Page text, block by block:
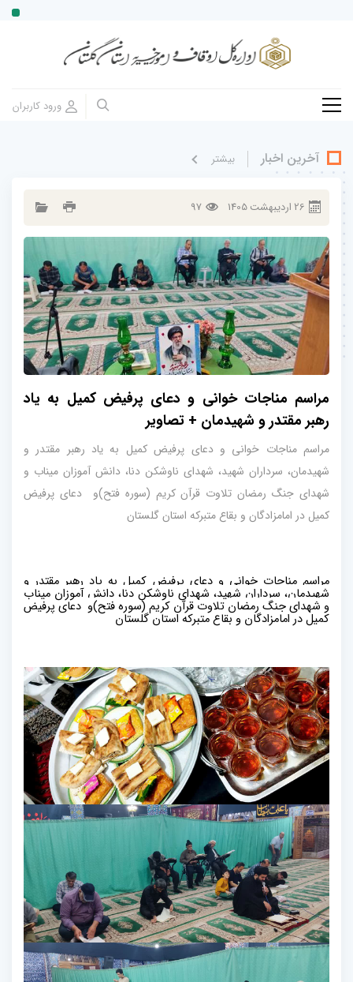
آخرین اخبار بيشتر
26 ارديبهشت1405
97
مراسم مناجات خوانی و دعای پرفیض کمیل به یاد
رهبر مقتدر و شهیدمان + تصاویر
مراسم مناجات خوانی و دعای پرفیض کمیل به یاد رهبر مقتدر و
شهیدمان، سرداران شهید، شهدای ناوشکن دنا، دانش آموزان میناب و
شهدای جنگ رمضان تلاوت قرآن کریم (سوره فتح)و دعای پرفیض
کمیل در امامزادگان و بقاع متبرکه استان گلستان
مراسم مناجات خوانی و دعای پرفیض کمیل به یاد رهبر مقتدر و
شهیدمان، سرداران شهید، شهدای ناوشکن دنا، دانش آموزان میناب
و شهدای جنگ رمضان تلاوت قرآن کریم (سوره فتح)و دعای پرفیض
کمیل در امامزادگان و بقاع متبرکه استان گلستان